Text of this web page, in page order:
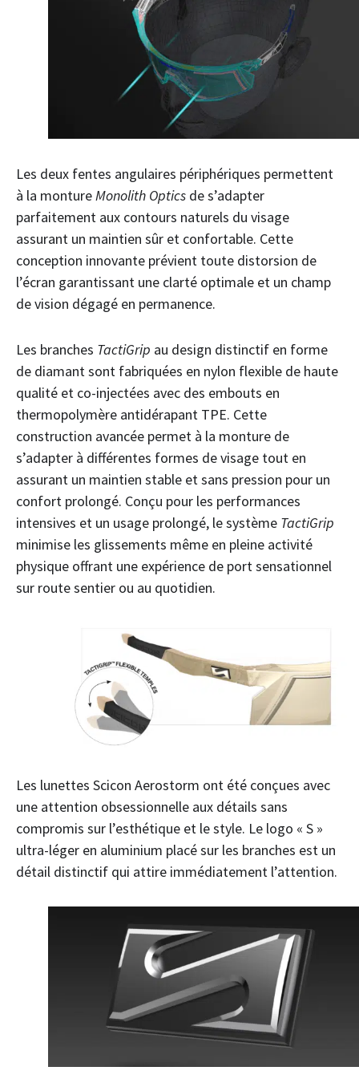
Les deux fentes angulaires périphériques permettent
à la montureMonolith Optics de s’adapter
parfaitement aux contours naturels du visage
assurant un maintien sûr et confortable. Cette
conception innovante prévient toute distorsion de
l’écran garantissant une clarté optimale et un champ
de vision dégagé en permanence.
Les branches TactiGrip au design distinctif en forme
de diamant sont fabriquées en nylon flexible de haute
qualité et co-injectées avec des embouts en
thermopolymère antidérapant TPE. Cette
construction avancée permet à la monture de
s’adapter à différentes formes de visage tout en
assurant un maintien stable et sans pression pour un
confort prolongé. Conçu pour les performances
intensives et un usage prolongé, le système TactiGrip
minimise les glissements même en pleine activité
physique offrant une expérience de port sensationnel
sur route sentier ou au quotidien.
Les lunettes Scicon Aerostorm ont été conçues avec
une attention obsessionnelle aux détails sans
compromis sur l’esthétique et le style. Le logo « S »
ultra-léger en aluminium placé sur les branches est un
détail distinctif qui attire immédiatement l’attention.